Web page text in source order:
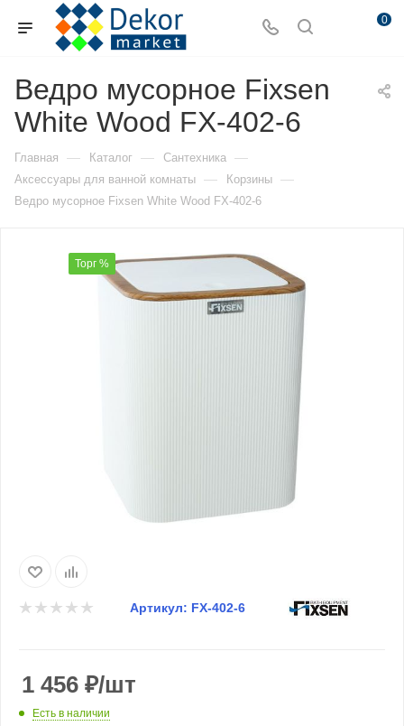
0
Ведро мусорное Fixsen
White Wood FX-402-6
Главная — Каталог — Сантехника —
Аксессуары для ванной комнаты — Корзины —
Ведро мусорное Fixsen White Wood FX-402-6
Торг %
Артикул: FX-402-6
1 456 ₽/шт
Есть в наличии